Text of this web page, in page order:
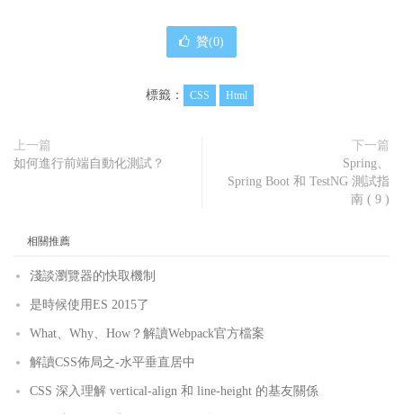
贊(0)
標籤： CSS Html
上一篇
如何進行前端自動化測試？
下一篇
Spring、
Spring Boot 和 TestNG 測試指
南 ( 9 )
相關推薦
淺談瀏覽器的快取機制
是時候使用ES 2015了
What、Why、How？解讀Webpack官方檔案
解讀CSS佈局之-水平垂直居中
CSS 深入理解 vertical-align 和 line-height 的基友關係